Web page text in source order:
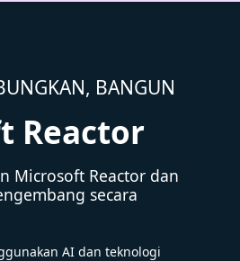
BANGUN
Reactor
Microsoft Reactor dan
secara
AI dan teknologi